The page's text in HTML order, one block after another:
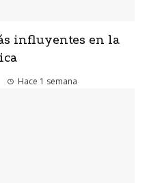
influyentes en la
Hace 1 semana